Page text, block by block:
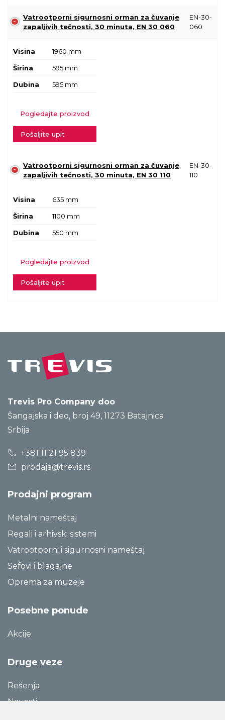
Vatrootporni sigurnosni orman za čuvanje
zapaljivih tečnosti, 30 minuta, EN 30 060
EN-30-
060
Visina 1960 mm
Širina 595 mm
Dubina 595 mm
Pogledajte proizvod
Pošaljite upit
Vatrootporni sigurnosni orman za čuvanje
zapaljivih tečnosti, 30 minuta, EN 30 110
EN-30-
110
Visina 635 mm
Širina 1100 mm
Dubina 550 mm
Pogledajte proizvod
Pošaljite upit
Trevis Pro Company doo
Šangajska i deo, broj 49, 11273 Batajnica
Srbija
+381 11 21 95 839
prodaja@trevis.rs
Prodajni program
Metalni nameštaj
Regali i arhivski sistemi
Vatrootporni i sigurnosni nameštaj
Sefovi i blagajne
Oprema za muzeje
Posebne ponude
Akcije
Druge veze
Rešenja
Novosti